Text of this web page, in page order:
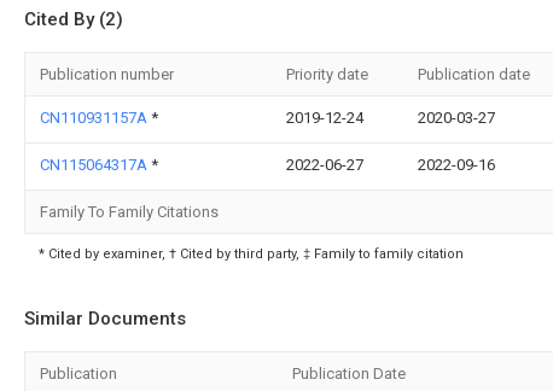
Cited By (2)
Publication number Priority date Publication date
CN110931157A * 2019-12-24 2020-03-27
CN115064317A * 2022-06-27 2022-09-16
Family To Family Citations
* Cited by examiner, † Cited by third party, ‡ Family to family citation
Similar Documents
Publication Publication Date